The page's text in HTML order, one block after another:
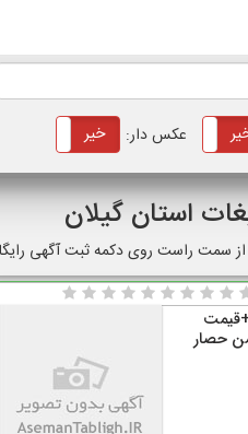
بله
عکس دار: خیر
استان گیلان
از سمت راست روی دکمه ثبت آگهی
حصار